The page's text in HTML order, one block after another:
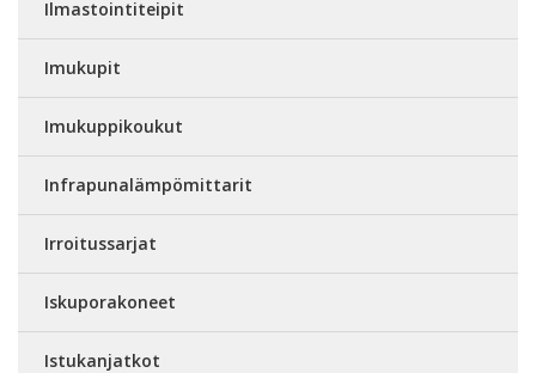
Ilmastointiteipit
Imukupit
Imukuppikoukut
Infrapunalämpömittarit
Irroitussarjat
Iskuporakoneet
Istukanjatkot